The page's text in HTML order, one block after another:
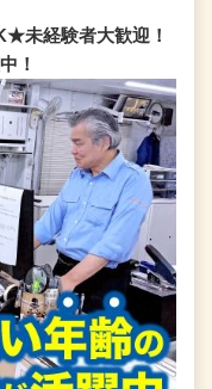
未経験者大歓迎！
！